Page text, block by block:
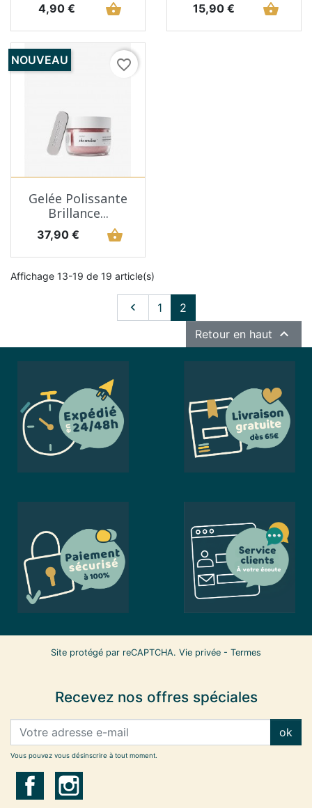
Prix
4,90 € shopping_basket Prix
15,90 € shopping_basket
favorite_border
Gelée Polissante
Brillance...
Prix
37,90 € shopping_basket
NOUVEAU
Affichage 13-19 de 19 article(s)
Précédent
 1
2
Retour en haut 
Site protégé par reCAPTCHA. Vie privée - Termes
Recevez nos offres spéciales
ok
Vous pouvez vous désinscrire à tout moment.